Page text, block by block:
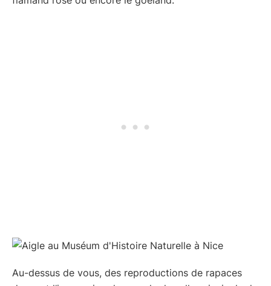
Au-dessus de vous, des reproductions de rapaces